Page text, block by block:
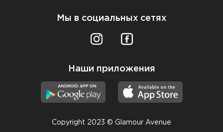
Мы в социальных сетях
Наши приложения
Copyright 2023 © Glamour Avenue